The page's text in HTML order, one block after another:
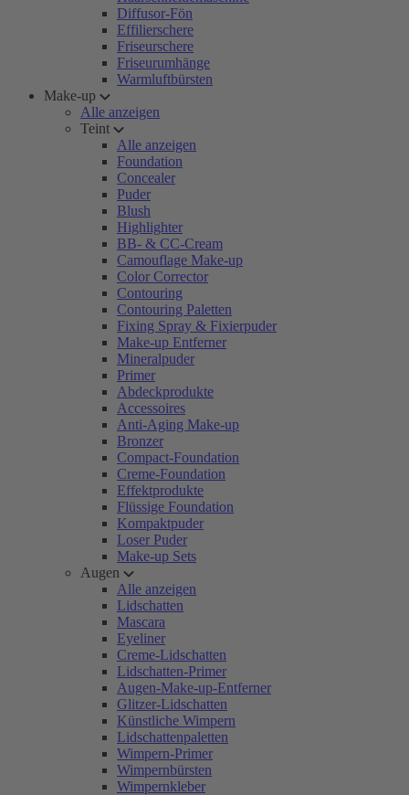
Diffusor-Fön
Effilierschere
Friseurschere
Friseurumhänge
Warmluftbürsten
Make-up
Alle anzeigen
Teint
Alle anzeigen
Foundation
Concealer
Puder
Blush
Highlighter
BB- & CC-Cream
Camouflage Make-up
Color Corrector
Contouring
Contouring Paletten
Fixing Spray & Fixierpuder
Make-up Entferner
Mineralpuder
Primer
Abdeckprodukte
Accessoires
Anti-Aging Make-up
Bronzer
Compact-Foundation
Creme-Foundation
Effektprodukte
Flüssige Foundation
Kompaktpuder
Loser Puder
Make-up Sets
Augen
Alle anzeigen
Lidschatten
Mascara
Eyeliner
Creme-Lidschatten
Lidschatten-Primer
Augen-Make-up-Entferner
Glitzer-Lidschatten
Künstliche Wimpern
Lidschattenpaletten
Wimpern-Primer
Wimpernbürsten
Wimpernkleber